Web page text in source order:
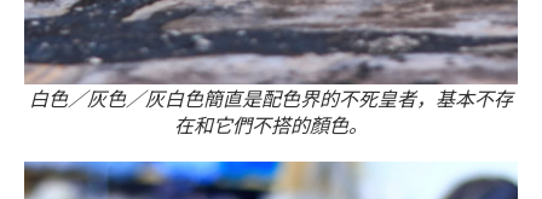
白色／灰色／灰白色簡直是配色界的不死皇者，基本不存
在和它們不搭的顏色。